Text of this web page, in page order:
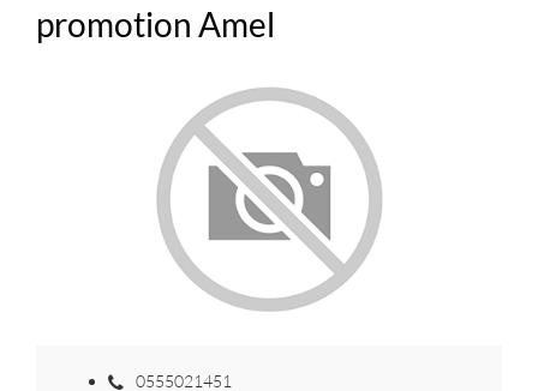
promotion Amel
0555021451